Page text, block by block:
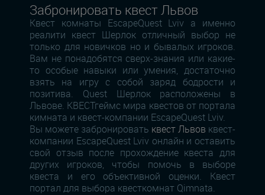
Забронировать квест Львов
Квест комнаты EscapeQuest Lviv а именно
реалити квест Шерлок отличный выбор не
только для новичков но и бывалых игроков.
Вам не понадобятся сверх-знания или какие-
то особые навыки или умения, достаточно
взять на игру с собой заряд бодрости и
позитива. Quest Шерлок расположены в
Львове. КВЕСТгеймс мира квестов от портала
кимната и квест-компании EscapeQuest Lviv.
Вы можете забронировать квест Львов квест-
компании EscapeQuest Lviv онлайн и оставить
свой отзыв после прохождение квеста для
других игроков, чтобы помочь в выборе
квеста и его объективной оценки. Квест
портал для выбора квесткомнат Qimnata.